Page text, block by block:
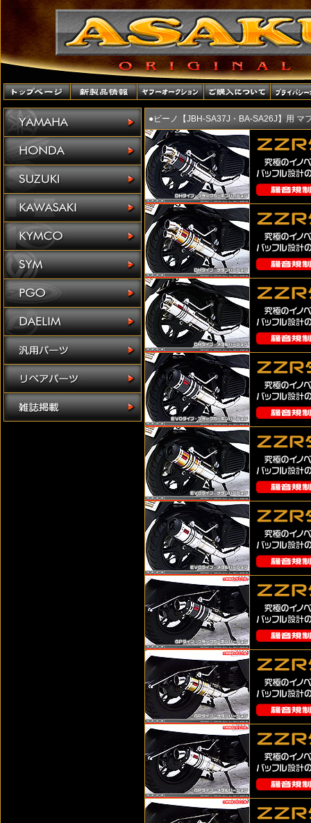
●ビーノ【JBH-SA37J・BA-SA26J】用 マ